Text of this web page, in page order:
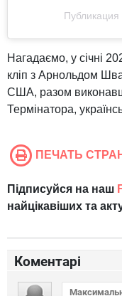
Нагадаємо, у січні
кліп з Арнольдом
США, разом
Термінатора,
ПЕЧАТЬ
Підписуйся на наш
найцікавіших та
Коментарі